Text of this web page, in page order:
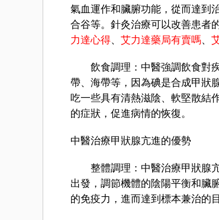
氣血運作和臟腑功能，從而達到
合谷等。針灸治療可以改善患者
力達心得、 艾力達藥局有賣嗎、
飲食調理：中醫強調飲食對疾
帶、海帶等，因為碘是合成甲狀
吃一些具有清熱滋陰、軟堅散結
的症狀，促進病情的恢復。
中醫治療甲狀腺亢進的優勢
整體調理：中醫治療甲狀腺亢
出發，調節機體的陰陽平衡和臟
的免疫力，進而達到標本兼治的目